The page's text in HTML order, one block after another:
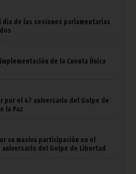
de las sesiones parlamentarias
de la Cuenta Única
por el 47 aniversario del Golpe de
la Paz
su masiva participación en el
del Golpe de Libertad